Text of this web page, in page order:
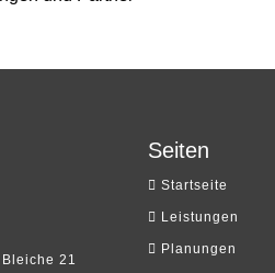
Bleiche21
Seiten
Startseite
Leistungen
Planungen